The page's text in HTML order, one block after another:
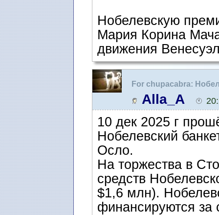
Нобелевскую
Мария Корина
движения
For chupacabra:
зале Ратуши
Alla_A
10 дек 2025 г
Нобелевский
Осло.
На торжества в
средств
$1,6 млн).
финансируются за